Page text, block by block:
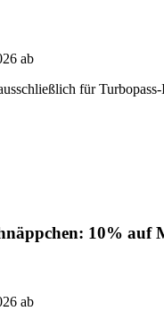
ab
für
10% auf
ab